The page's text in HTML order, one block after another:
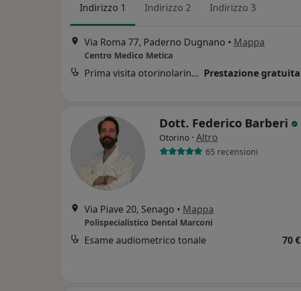
Indirizzo 1 Indirizzo 2 Indirizzo 3
Via Roma 77, Paderno Dugnano • Mappa
Centro Medico Metica
Prima visita otorinolaringoiatrica Prestazione gratuita
Dott. Federico Barberi
Otorino · Altro
65 recensioni
Via Piave 20, Senago • Mappa
Polispecialistico Dental Marconi
Esame audiometrico tonale 70 €